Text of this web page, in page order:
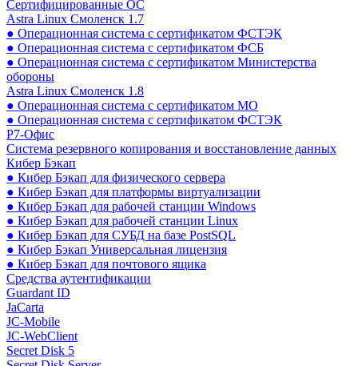
Сертифицированные ОС
Astra Linux Смоленск 1.7
● Операционная система с сертификатом ФСТЭК
● Операционная система с сертификатом ФСБ
● Операционная система с сертификатом Министерства
обороны
Astra Linux Смоленск 1.8
● Операционная система с сертификатом МО
● Операционная система с сертификатом ФСТЭК
Р7-Офис
Система резервного копирования и восстановление данных
Кибер Бэкап
● Кибер Бэкап для физического сервера
● Кибер Бэкап для платформы виртуализации
● Кибер Бэкап для рабочей станции Windows
● Кибер Бэкап для рабочей станции Linux
● Кибер Бэкап для СУБД на базе PostSQL
● Кибер Бэкап Универсальная лицензия
● Кибер Бэкап для почтового ящика
Средства аутентификации
Guardant ID
JaCarta
JC-Mobile
JC-WebClient
Secret Disk 5